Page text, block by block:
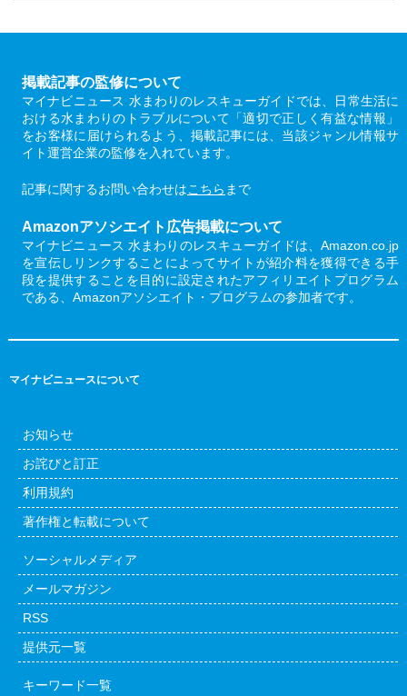
掲載記事の監修について
マイナビニュース 水まわりのレスキューガイドでは、日常生活に
おける水まわりのトラブルについて「適切で正しく有益な情報」
をお客様に届けられるよう、掲載記事には、当該ジャンル情報サ
イト運営企業の監修を入れています。
記事に関するお問い合わせはこちら まで
Amazonアソシエイト広告掲載について
マイナビニュース 水まわりのレスキューガイドは、Amazon.co.jp
を宣伝しリンクすることによってサイトが紹介料を獲得できる手
段を提供することを目的に設定されたアフィリエイトプログラム
である、Amazonアソシエイト・プログラムの参加者です。
マイナビニュースについて
お知らせ
お詫びと訂正
利用規約
著作権と転載について
ソーシャルメディア
メールマガジン
RSS
提供元一覧
キーワード一覧